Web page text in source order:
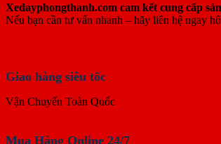
Xedayphongthanh.com cam kết cung cấp
Nếu bạn cần tư vấn nhanh – hãy liên hệ ngay
Giao hàng siêu tốc
Vận Chuyển Toàn Quốc
Mua Hàng Online 24/7